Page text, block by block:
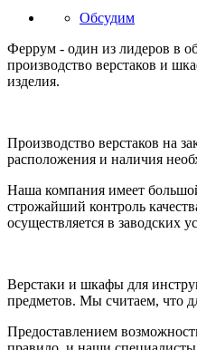
Обсудим
Феррум - один из лидеров в
производство верстаков и
изделия.
Производство верстаков на
расположения и наличия
Наша компания имеет
строжайший контроль
осуществляется в заводских
Верстаки и шкафы для
предметов. Мы считаем, что
Предоставлением